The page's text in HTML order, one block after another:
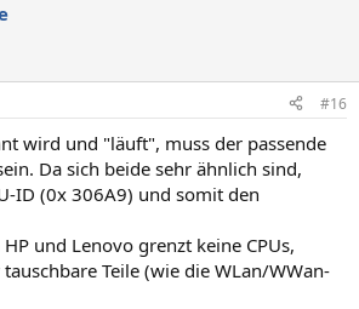
#16
wird und "läuft", muss der passende
Da sich beide sehr ähnlich sind,
ID (0x 306A9) und somit den
und Lenovo grenzt keine CPUs,
Teile (wie die WLan/WWan-